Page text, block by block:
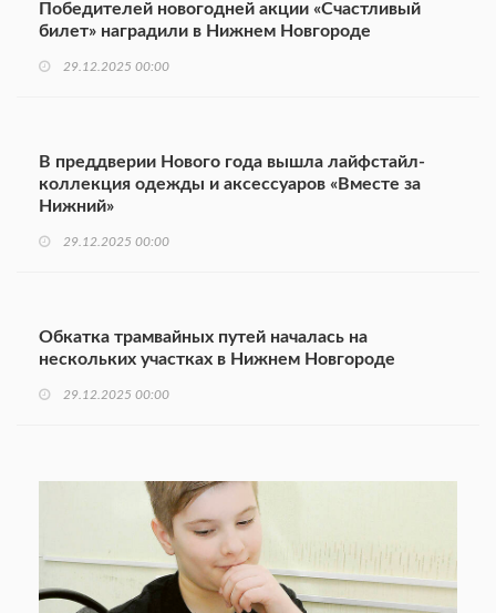
Победителей новогодней акции «Счастливый
билет» наградили в Нижнем Новгороде
29.12.2025 00:00
В преддверии Нового года вышла лайфстайл-
коллекция одежды и аксессуаров «Вместе за
Нижний»
29.12.2025 00:00
Обкатка трамвайных путей началась на
нескольких участках в Нижнем Новгороде
29.12.2025 00:00